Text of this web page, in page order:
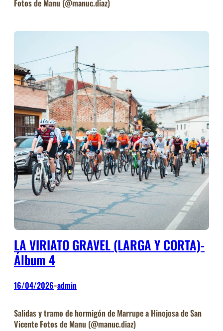
Fotos de Manu (@manuc.diaz)
LA VIRIATO GRAVEL (LARGA Y CORTA)-
Álbum 4
16/04/2026•admin
Salidas y tramo de hormigón de Marrupe a Hinojosa de San
Vicente Fotos de Manu (@manuc.diaz)